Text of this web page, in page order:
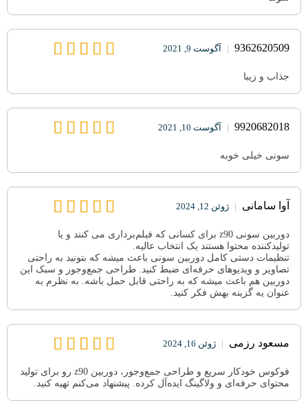
9362620509
| آگوست 9, 2021
جذاب و زیبا
9920682018
| آگوست 10, 2021
سونی خیلی خوبه
آوا سامانی | ژوئن 12, 2024
دوربین سونی z90 برای کسانی که فیلم‌برداری می کنند و یا
تولیدکننده محتوا هستند یک انتخاب عالیه.
تنظیمات دستی کامل دوربین سونی باعث میشه که بتونید به راحتی
تصاویر و ویدیوهای حرفه‌ای ضبط کنید. طراحی جمع‌وجور و سبک این
دوربین هم باعث میشه که به راحتی قابل حمل باشه. به نظرم به
عنوان یه گزینه بهش فکر کنید.
مسعود رزمی | ژوئن 16, 2024
فوکوس خودکار سریع و طراحی جمع‌وجور، دوربین z90 رو برای تولید
محتوای حرفه‌ای و ولاگینگ ایده‌آل کرده. پیشنهاد می‌کنم تهیه کنید.